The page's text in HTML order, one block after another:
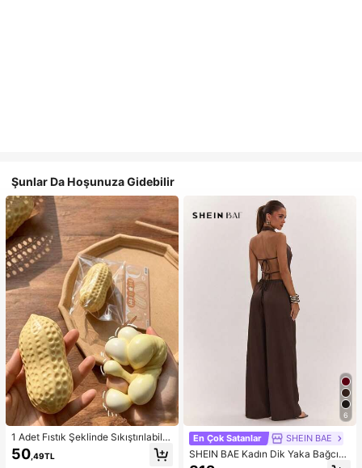
Şunlar Da Hoşunuza Gidebilir
1 Adet Fıstık Şeklinde Sıkıştırılabilir
Stres Oyuncağı, Ofis Rahatlaması v
e Parti Etkileşimi İçin Uygun, Doğu
50 ,49TL
6
En Çok Satanlar SHEIN BAE
SHEIN BAE Kadın Dik Yaka Bağcıklı
Günlük Düz Renk Moda Takımı, Ra